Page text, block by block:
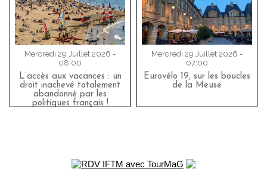
Mercredi 29 Juillet 2026 -
08:00
L’accès aux vacances : un
droit inachevé totalement
abandonné par les
politiques français !
Mercredi 29 Juillet 2026 -
07:00
Eurovélo 19, sur les boucles
de la Meuse